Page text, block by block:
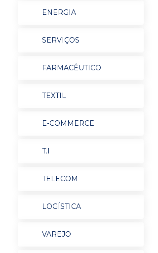
ENERGIA
SERVIÇOS
FARMACÊUTICO
TEXTIL
E-COMMERCE
T.I
TELECOM
LOGÍSTICA
VAREJO